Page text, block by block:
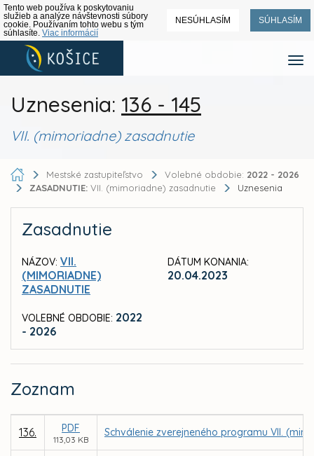
Tento web používa k poskytovaniu
služieb a analýze návštevnosti súbory
cookie. Používaním tohto webu s tým
súhlasíte. Viac informácií
NESÚHLASÍM SÚHLASÍM
Uznesenia: 136 - 145
VII. (mimoriadne) zasadnutie
Mestské zastupiteľstvo Volebné obdobie: 2022 - 2026
ZASADNUTIE: VII. (mimoriadne) zasadnutie Uznesenia
Zasadnutie
NÁZOV: VII.
(MIMORIADNE)
ZASADNUTIE
VOLEBNÉ OBDOBIE: 2022
- 2026
DÁTUM KONANIA:
20.04.2023
Zoznam
136. PDF
113,03 KB
Schválenie zverejneného programu VII.